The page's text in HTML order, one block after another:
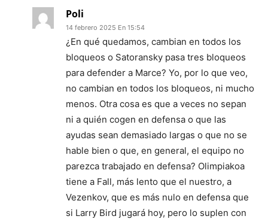
Poli
14 febrero 2025 En 15:54
¿En qué quedamos, cambian en todos los
bloqueos o Satoransky pasa tres bloqueos
para defender a Marce? Yo, por lo que veo,
no cambian en todos los bloqueos, ni mucho
menos. Otra cosa es que a veces no sepan
ni a quién cogen en defensa o que las
ayudas sean demasiado largas o que no se
hable bien o que, en general, el equipo no
parezca trabajado en defensa? Olimpiakoa
tiene a Fall, más lento que el nuestro, a
Vezenkov, que es más nulo en defensa que
si Larry Bird jugará hoy, pero lo suplen con